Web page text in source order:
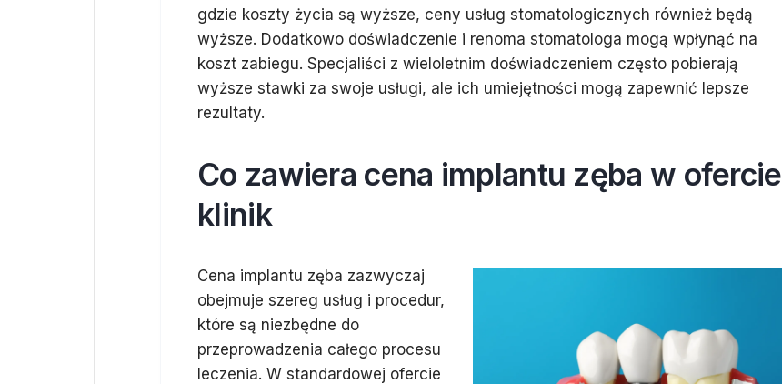
gdzie koszty życia są wyższe, ceny usług stomatologicznych również będą
wyższe. Dodatkowo doświadczenie i renoma stomatologa mogą wpłynąć na
koszt zabiegu. Specjaliści z wieloletnim doświadczeniem często pobierają
wyższe stawki za swoje usługi, ale ich umiejętności mogą zapewnić lepsze
rezultaty.
Co zawiera cena implantu zęba w ofercie
klinik
Cena implantu zęba zazwyczaj
obejmuje szereg usług i procedur,
które są niezbędne do
przeprowadzenia całego procesu
leczenia. W standardowej ofercie